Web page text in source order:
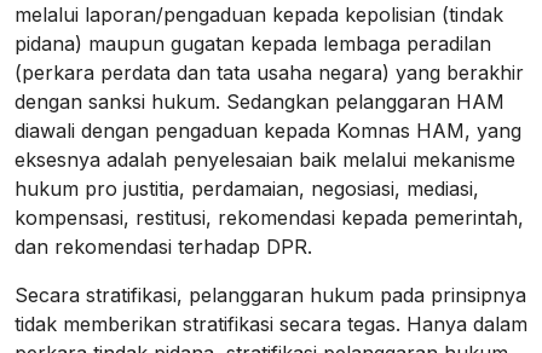
melalui laporan/pengaduan kepada kepolisian (tindak
pidana) maupun gugatan kepada lembaga peradilan
(perkara perdata dan tata usaha negara) yang berakhir
dengan sanksi hukum. Sedangkan pelanggaran HAM
diawali dengan pengaduan kepada Komnas HAM, yang
eksesnya adalah penyelesaian baik melalui mekanisme
hukum pro justitia, perdamaian, negosiasi, mediasi,
kompensasi, restitusi, rekomendasi kepada pemerintah,
dan rekomendasi terhadap DPR.
Secara stratifikasi, pelanggaran hukum pada prinsipnya
tidak memberikan stratifikasi secara tegas. Hanya dalam